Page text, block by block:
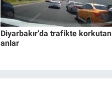
Diyarbakır’da trafikte korkutan
anlar